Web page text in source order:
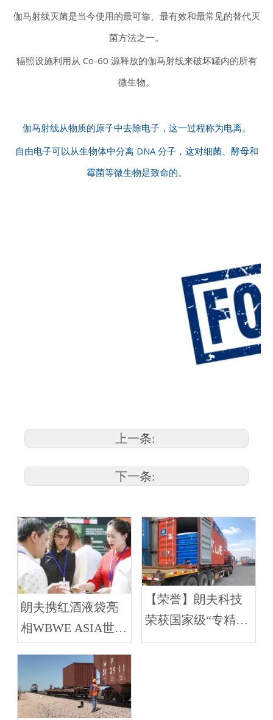
伽马射线灭菌是当今使用的最可靠、最有效和最常见的替代灭
菌方法之一。
辐照设施利用从 Co-60 源释放的伽马射线来破坏罐内的所有
微生物。
伽马射线从物质的原子中去除电子，这一过程称为电离。
自由电子可以从生物体中分离 DNA 分子，这对细菌、酵母和
霉菌等微生物是致命的。
上一条:
下一条:
朗夫携红酒液袋亮
相WBWE ASIA世界
览会亚洲展
【荣誉】朗夫科技
荣获国家级“专精特
新小巨人”企业称号